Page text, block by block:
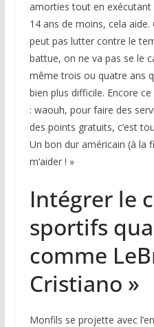
amorties tout en
14 ans de moins, cela
peut pas lutter contre le
battue, on ne va pas se le
même trois ou quatre ans
bien plus difficile. Encore
: waouh, pour faire des
des points gratuits, c’est
Un bon dur américain (à la
m’aider ! »
Intégrer le
sportifs
comme
Cristiano »
Monfils se projette avec